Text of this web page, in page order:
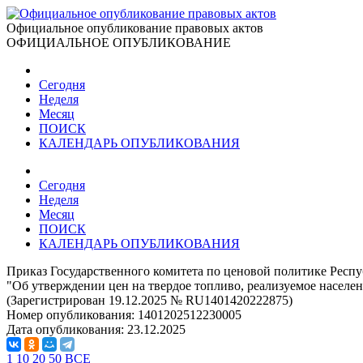
Официальное опубликование правовых актов
ОФИЦИАЛЬНОЕ ОПУБЛИКОВАНИЕ
Сегодня
Неделя
Месяц
ПОИСК
КАЛЕНДАРЬ ОПУБЛИКОВАНИЯ
Сегодня
Неделя
Месяц
ПОИСК
КАЛЕНДАРЬ ОПУБЛИКОВАНИЯ
Приказ Государственного комитета по ценовой политике
"Об утверждении цен на твердое топливо, реализуемое
(Зарегистрирован 19.12.2025 № RU1401420222875)
Номер опубликования: 1401202512230005
Дата опубликования: 23.12.2025
1 10 20 50 ВСЕ